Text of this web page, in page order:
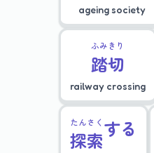
ageing society
踏
ふみ
切
きり
railway crossing
探
たん
索
さく する